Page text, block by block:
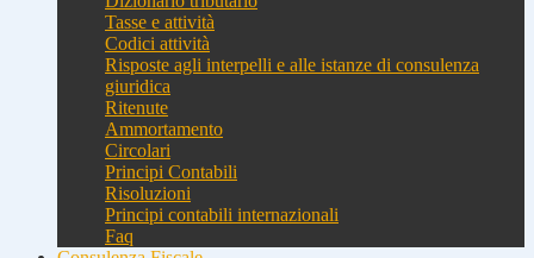
Tasse e attività
Codici attività
Risposte agli interpelli e alle istanze di consulenza
giuridica
Ritenute
Ammortamento
Circolari
Principi Contabili
Risoluzioni
Principi contabili internazionali
Faq